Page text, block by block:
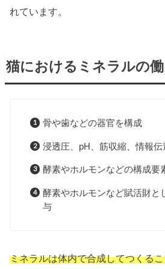
れています。
猫におけるミネラルの働
骨や歯などの器官を構成
浸透圧、pH、筋収縮、情報
酵素やホルモンなどの構成要
酵素やホルモンなど賦活財と
与
ミネラルは体内で合成してつくる